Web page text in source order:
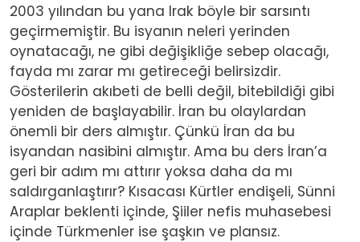
2003 yılından bu yana Irak böyle bir sarsıntı
geçirmemiştir. Bu isyanın neleri yerinden
oynatacağı, ne gibi değişikliğe sebep olacağı,
fayda mı zarar mı getireceği belirsizdir.
Gösterilerin akıbeti de belli değil, bitebildiği gibi
yeniden de başlayabilir. İran bu olaylardan
önemli bir ders almıştır. Çünkü İran da bu
isyandan nasibini almıştır. Ama bu ders İran’a
geri bir adım mı attırır yoksa daha da mı
saldırganlaştırır? Kısacası Kürtler endişeli, Sünni
Araplar beklenti içinde, Şiiler nefis muhasebesi
içinde Türkmenler ise şaşkın ve plansız.